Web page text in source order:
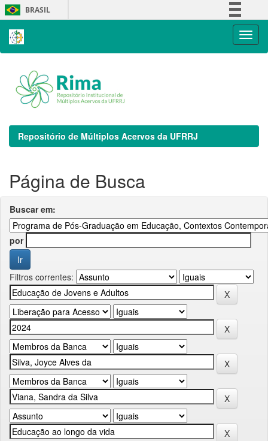
Skip
navigation
BRASIL
Repositório de Múltiplos Acervos da UFRRJ
Página de Busca
Buscar em:
por
Filtros correntes: